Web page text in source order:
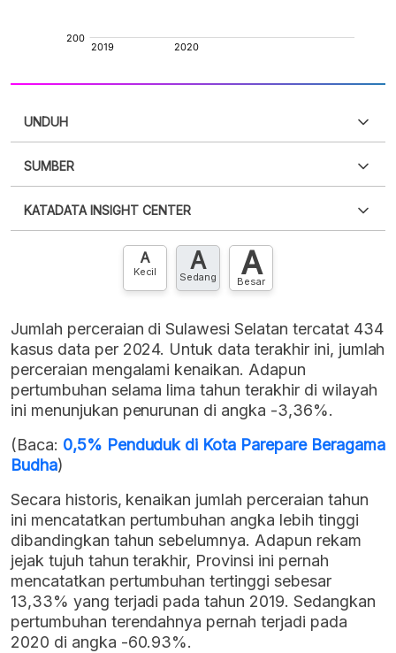
UNDUH
XLS
SUMBER
punya akun?Silakan Daftar sekarang
KATADATA INSIGHT CENTER
Hubungi sekarang »
A
Kecil A
Sedang A
Besar
Jumlah perceraian di Sulawesi Selatan tercatat 434
kasus data per 2024. Untuk data terakhir ini, jumlah
perceraian mengalami kenaikan. Adapun
pertumbuhan selama lima tahun terakhir di wilayah
ini menunjukan penurunan di angka -3,36%.
(Baca: 0,5% Penduduk di Kota Parepare Beragama
Budha)
Secara historis, kenaikan jumlah perceraian tahun
ini mencatatkan pertumbuhan angka lebih tinggi
dibandingkan tahun sebelumnya. Adapun rekam
jejak tujuh tahun terakhir, Provinsi ini pernah
mencatatkan pertumbuhan tertinggi sebesar
13,33% yang terjadi pada tahun 2019. Sedangkan
pertumbuhan terendahnya pernah terjadi pada
2020 di angka -60.93%.